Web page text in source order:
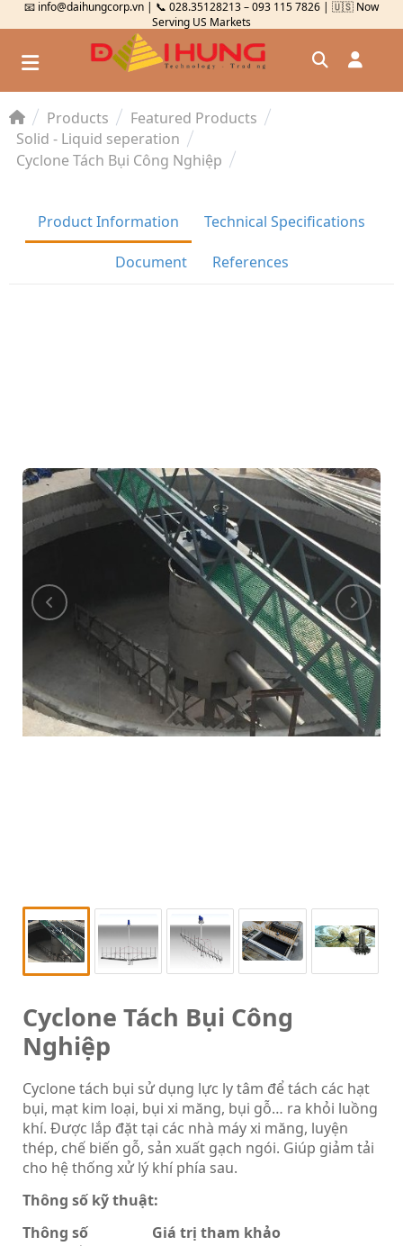
📧 info@daihungcorp.vn | 📞 028.35128213 – 093 115 7826 | 🇺🇸 Now
Serving US Markets
Đăng nhập
Đăng ký
Products
Featured Products
Solid - Liquid seperation
Cyclone Tách Bụi Công Nghiệp
Product Information Technical Specifications
Document References
Cyclone Tách Bụi Công
Nghiệp
Cyclone tách bụi sử dụng lực ly tâm để tách các hạt
bụi, mạt kim loại, bụi xi măng, bụi gỗ… ra khỏi luồng
khí. Được lắp đặt tại các nhà máy xi măng, luyện
thép, chế biến gỗ, sản xuất gạch ngói. Giúp giảm tải
cho hệ thống xử lý khí phía sau.
Thông số kỹ thuật:
Thông số
Giá trị tham khảo